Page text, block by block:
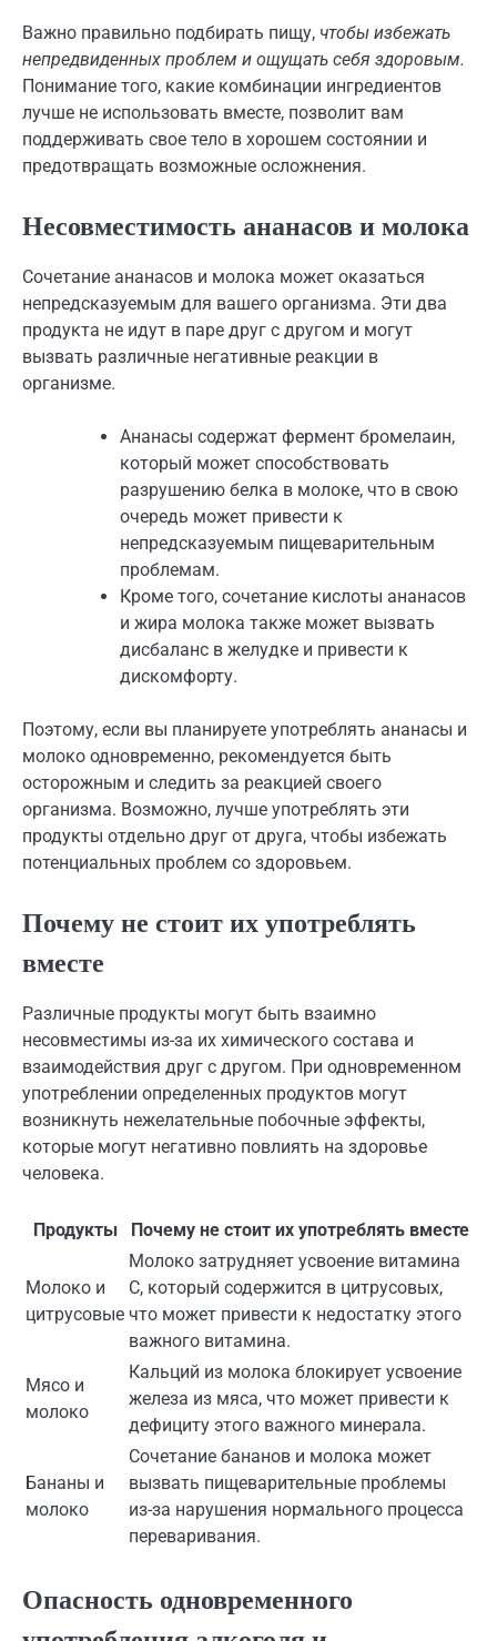
Важно правильно подбирать пищу, чтобы избежать
непредвиденных проблем и ощущать себя здоровым.
Понимание того, какие комбинации ингредиентов
лучше не использовать вместе, позволит вам
поддерживать свое тело в хорошем состоянии и
предотвращать возможные осложнения.
Несовместимость ананасов и молока
Сочетание ананасов и молока может оказаться
непредсказуемым для вашего организма. Эти два
продукта не идут в паре друг с другом и могут
вызвать различные негативные реакции в
организме.
Ананасы содержат фермент бромелаин,
который может способствовать
разрушению белка в молоке, что в свою
очередь может привести к
непредсказуемым пищеварительным
проблемам.
Кроме того, сочетание кислоты ананасов
и жира молока также может вызвать
дисбаланс в желудке и привести к
дискомфорту.
Поэтому, если вы планируете употреблять ананасы и
молоко одновременно, рекомендуется быть
осторожным и следить за реакцией своего
организма. Возможно, лучше употреблять эти
продукты отдельно друг от друга, чтобы избежать
потенциальных проблем со здоровьем.
Почему не стоит их употреблять
вместе
Различные продукты могут быть взаимно
несовместимы из-за их химического состава и
взаимодействия друг с другом. При одновременном
употреблении определенных продуктов могут
возникнуть нежелательные побочные эффекты,
которые могут негативно повлиять на здоровье
человека.
Продукты Почему не стоит их употреблять вместе
Молоко и
цитрусовые
Молоко затрудняет усвоение витамина
С, который содержится в цитрусовых,
что может привести к недостатку этого
важного витамина.
Мясо и
молоко
Кальций из молока блокирует усвоение
железа из мяса, что может привести к
дефициту этого важного минерала.
Бананы и
молоко
Сочетание бананов и молока может
вызвать пищеварительные проблемы
из-за нарушения нормального процесса
переваривания.
Опасность одновременного